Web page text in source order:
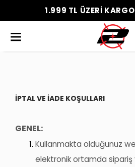
1.999 TL ÜZERİ
İPTAL VE İADE KOŞULLARI
GENEL:
Kullanmakta olduğunuz
elektronik ortamda